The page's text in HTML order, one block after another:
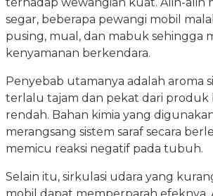
segar, beberapa pewangi mobil
pusing, mual, dan mabuk sehingga
kenyamanan berkendara.
Penyebab utamanya adalah aroma
terlalu tajam dan pekat dari produk
rendah. Bahan kimia yang
merangsang sistem saraf secara
memicu reaksi negatif pada tubuh.
Selain itu, sirkulasi udara yang